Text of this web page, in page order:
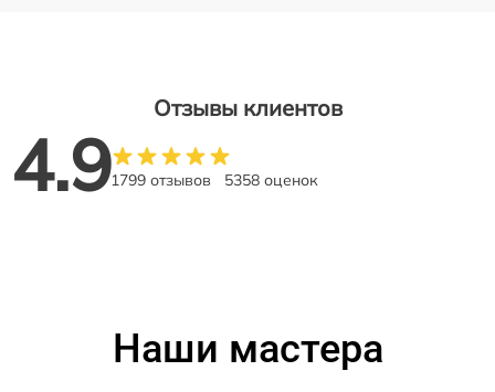
Отзывы клиентов
4.91799 отзывов 5358 оценок
Наши мастера